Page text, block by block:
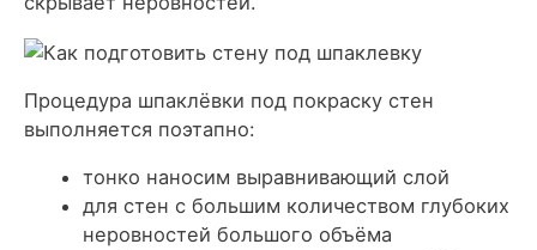
Процедура шпаклёвки под покраску стен
выполняется поэтапно:
тонко наносим выравнивающий слой
для стен с большим количеством глубоких
неровностей большого объёма